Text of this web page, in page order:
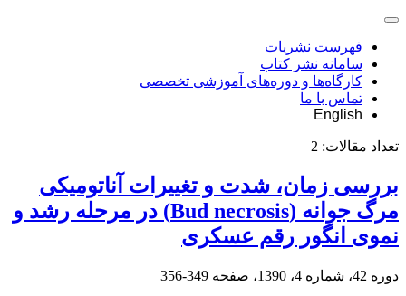
فهرست نشریات
سامانه نشر کتاب
کارگاه‌ها و دوره‌های آموزشی تخصصی
تماس با ما
English
تعداد مقالات: 2
بررسی زمان، شدت و تغییرات آناتومیکی
مرگ جوانه‌ (Bud necrosis) در مرحله رشد و
نموی انگور رقم عسکری
دوره 42، شماره 4، 1390، صفحه 349-356